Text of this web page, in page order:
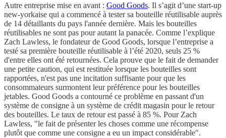
Autre entreprise mise en avant : Good Goods. Il s’agit d’une start-up
new-yorkaise qui a commencé à tester sa bouteille réutilisable auprès
de 14 détaillants du pays l'année dernière. Mais les bouteilles
réutilisables ne sont pas pour autant la panacée. Comme l’explique
Zach Lawless, le fondateur de Good Goods, lorsque l’entreprise a
testé sa première bouteille réutilisable à l’été 2020, seuls 25 %
d'entre elles ont été retournées. Cela prouve que le fait de demander
une petite caution, qui est restituée lorsque les bouteilles sont
rapportées, n'est pas une incitation suffisante pour que les
consommateurs surmontent leur préférence pour les bouteilles
jetables. Good Goods a contourné ce problème en passant d'un
système de consigne à un système de crédit magasin pour le retour
des bouteilles. Le taux de retour est passé à 85 %. Pour Zach
Lawless, "le fait de présenter les choses comme une récompense
plutôt que comme une consigne a eu un impact considérable".